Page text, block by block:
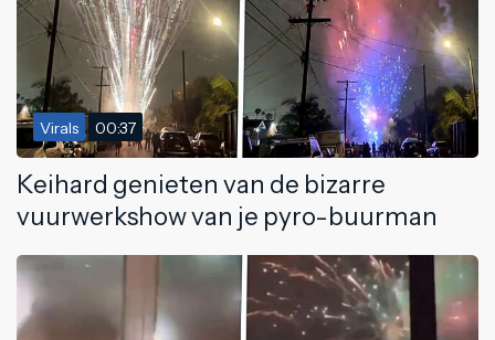
Virals 00:37
Keihard genieten van de bizarre
vuurwerkshow van je pyro-buurman